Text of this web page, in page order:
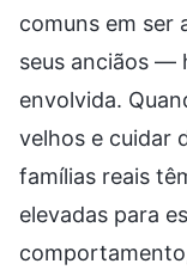
comuns em ser
seus anciãos —
envolvida.
velhos e cuidar
famílias reais
elevadas para